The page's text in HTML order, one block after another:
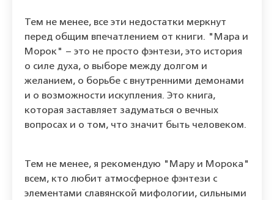
Тем не менее, все эти недостатки меркнут
перед общим впечатлением от книги. "Мара и
Морок" – это не просто фэнтези, это история
о силе духа, о выборе между долгом и
желанием, о борьбе с внутренними демонами
и о возможности искупления. Это книга,
которая заставляет задуматься о вечных
вопросах и о том, что значит быть человеком.
Тем не менее, я рекомендую "Мару и Морока"
всем, кто любит атмосферное фэнтези с
элементами славянской мифологии, сильными